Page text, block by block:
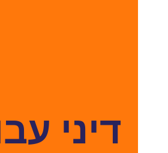
דיני